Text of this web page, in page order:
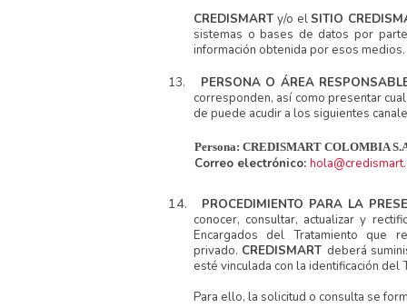
CREDISMARTy/o elSITIO
sistemas o bases de datos por
información obtenida por esos medios.
13.
PERSONA O ÁREA
corresponden, así como presentar
de puede acudir a los siguientes
Persona: CREDISMART COLOMBIA
Correo electrónico:
14.
PROCEDIMIENTO PARA LA
conocer, consultar, actualizar y
Encargados del Tratamiento
privado. CREDISMART deberá
esté vinculada con la identificación del
Para ello, la solicitud o consulta se